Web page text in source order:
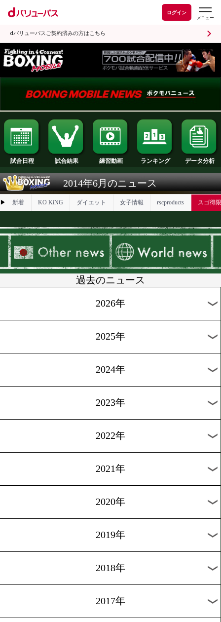
ログイン
dバリューパスご契約済みの方はこちら
試合日程 試合結果 練習動画 ランキング
新着 ダイエット
過去のニュース
2026年
2025年
2023年
2021年
2020年